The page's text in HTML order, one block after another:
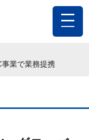
toggle
業で業務提携